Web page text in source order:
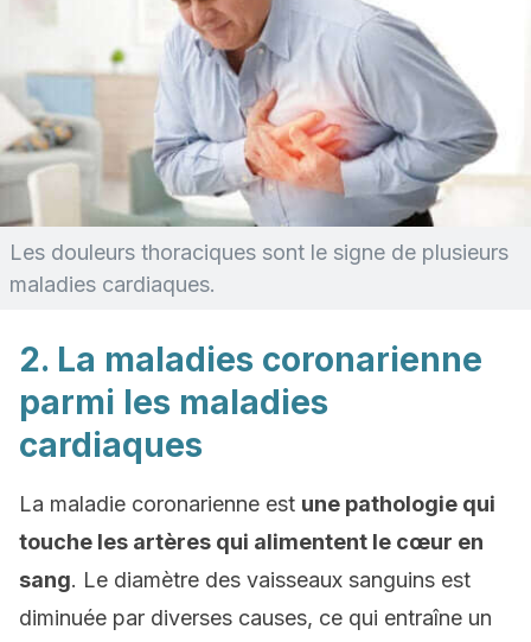
Les douleurs thoraciques sont le signe de plusieurs
maladies cardiaques.
2. La maladies coronarienne
parmi les maladies
cardiaques
La maladie coronarienne est une pathologie qui
touche les artères qui alimentent le cœur en
sang. Le diamètre des vaisseaux sanguins est
diminuée par diverses causes, ce qui entraîne un